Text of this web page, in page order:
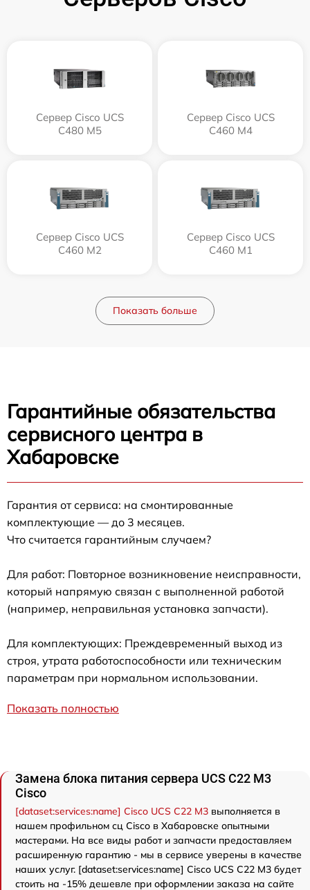
Сервер Cisco UCS
C480 M5
Сервер Cisco UCS
C460 M4
Сервер Cisco UCS
C460 M2
Сервер Cisco UCS
C460 M1
Показать больше
Гарантийные обязательства
сервисного центра в
Хабаровске
Гарантия от сервиса: на смонтированные
комплектующие — до 3 месяцев.
Что считается гарантийным случаем?
Для работ: Повторное возникновение неисправности,
который напрямую связан с выполненной работой
(например, неправильная установка запчасти).
Для комплектующих: Преждевременный выход из
строя, утрата работоспособности или техническим
параметрам при нормальном использовании.
Показать полностью
Замена блока питания сервера UCS C22 M3
Cisco
[dataset:services:name] Cisco UCS C22 M3 выполняется в
нашем профильном сц Cisco в Хабаровске опытными
мастерами. На все виды работ и запчасти предоставляем
расширенную гарантию - мы в сервисе уверены в качестве
наших услуг. [dataset:services:name] Cisco UCS C22 M3 будет
стоить на -15% дешевле при оформлении заказа на сайте